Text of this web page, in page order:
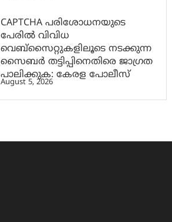
CAPTCHA പരിശോധനയുടെ
പേരില്‍ വിവിധ
വെബ്സൈറ്റുകളിലൂടെ നടക്കുന്ന
സൈബര്‍ തട്ടിപ്പിനെതിരെ ജാഗ്രത
പാലിക്കുക: കേരള പോലീസ്
August 5, 2026